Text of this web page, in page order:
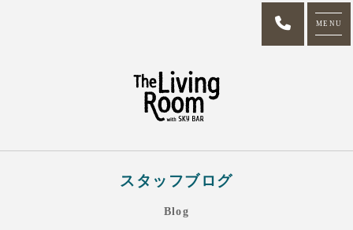
MENU
スタッフブログ
Blog